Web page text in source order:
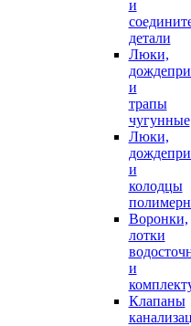
и
детали
Люки,
и
трапы
чугунные
Люки,
и
колодцы
Воронки,
лотки
и
Клапаны